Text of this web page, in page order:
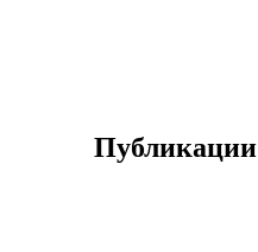
Публикации